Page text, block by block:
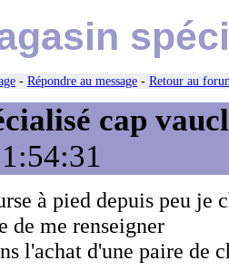
- Répondre au message - Retour au
cap
à pied depuis peu je
de me renseigner
l'achat d'une paire de